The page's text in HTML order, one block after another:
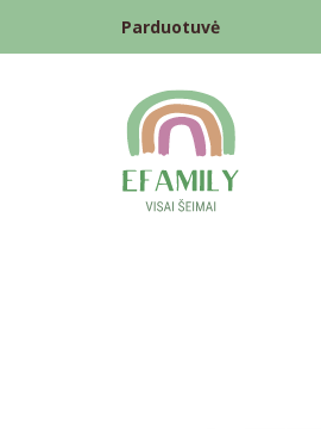
Parduotuvė